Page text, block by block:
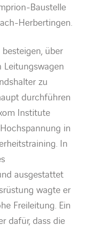
Baustelle
Herbertingen.
über
Leitungswagen
zu
durchführen
Institute
in
In
ausgestattet
wagte er
Freileitung. Ein
dafür, dass die